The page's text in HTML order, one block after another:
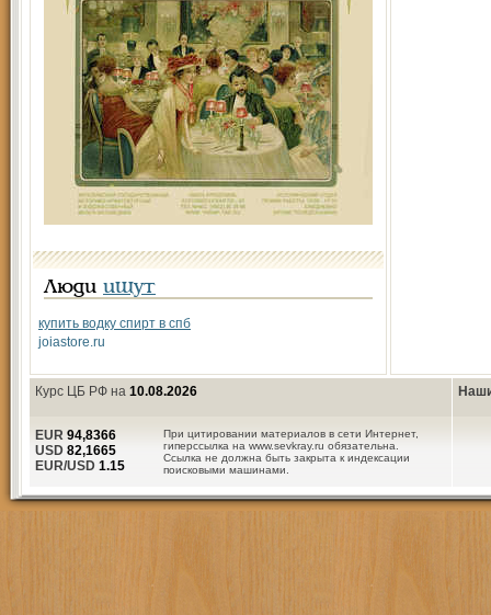
Люди ищут
купить водку спирт в спб
joiastore.ru
Курс ЦБ РФ на 10.08.2026
При цитировании материалов в сети Интернет,
гиперссылка на www.sevkray.ru обязательна.
Ссылка не должна быть закрыта к индексации
поисковыми машинами.
EUR 94,8366
USD 82,1665
EUR/USD 1.15